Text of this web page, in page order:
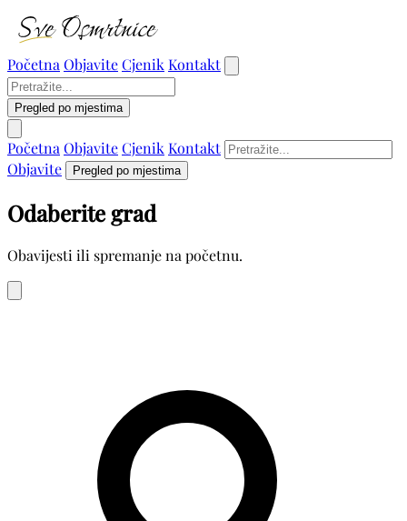
Početna ObjaviteCjenik Kontakt
Pregled po mjestima
Početna ObjaviteCjenik Kontakt
Objavite
Pregled po mjestima
Odaberite grad
Obavijesti ili spremanje na početnu.